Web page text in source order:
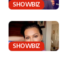
SHOWBIZ
SHOWBIZ